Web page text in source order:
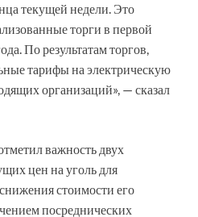
текущей недели. Это
торги в первой
По результатам торгов,
тарифы на электрическую
организаций», — сказал
важность двух
цен на уголь для
стоимости его
посреднических